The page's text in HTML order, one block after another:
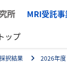
MRI受託
トップ
択結果 2026年度